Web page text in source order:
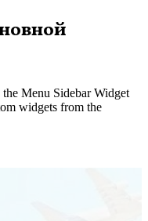
Menu Sidebar Widget
widgets from the